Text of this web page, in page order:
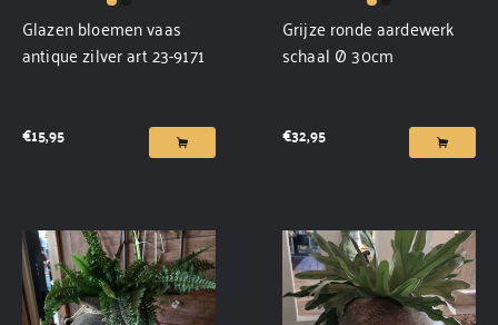
Glazen bloemen vaas
antique zilver art 23-9171
€15,95
Grijze ronde aardewerk
schaal Ø 30cm
€32,95